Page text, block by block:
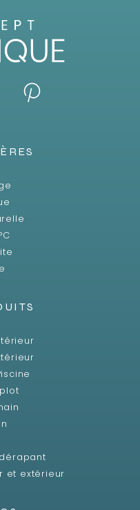
et extérieur